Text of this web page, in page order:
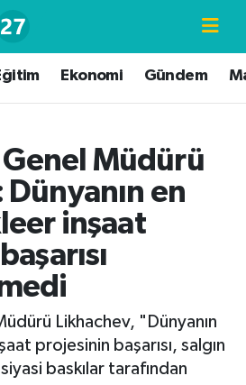
Ekonomi Gündem
Genel Müdürü
Dünyanın en
inşaat
Likhachev, "Dünyanın
projesinin başarısı, salgın
baskılar tarafından
ve Fikstür